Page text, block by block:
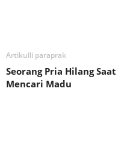
Artikulli paraprak
Seorang Pria Hilang Saat
Mencari Madu